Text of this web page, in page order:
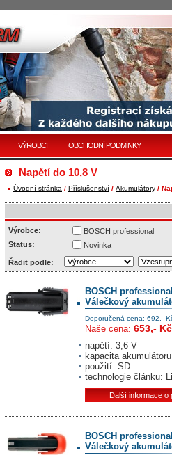
VÝROBCI OBCHODNÍ PODMÍNKY
Napětí do 10,8 V
Úvodní stránka / Příslušenství / Akumulátory /
Výrobce:
BOSCH professional
Status:
Novinka
Řadit podle:
BOSCH
Válečkový
Doporučená cena: 692,-
Naše cena: 653,- Kč
napětí: 3,6 V
kapacita
použití: SD
technologie článku:
Další informace o
BOSCH
Válečkový